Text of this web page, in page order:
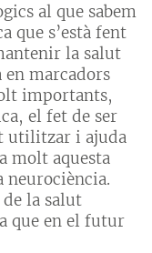
al que sabem
que s’està fent
la salut
marcadors
importants,
el fet de ser
utilitzar i ajuda
molt aquesta
neurociència.
la salut
que en el futur